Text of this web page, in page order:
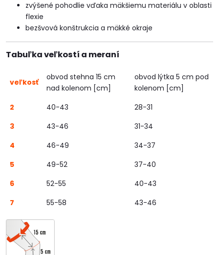
zvýšené pohodlie vďaka mäkšiemu materiálu v oblasti
flexie
bezšvová konštrukcia a mäkké okraje
Tabuľka veľkostí a meraní
veľkosť
obvod stehna 15 cm
nad kolenom [cm]
obvod lýtka 5 cm pod
kolenom [cm]
2
40-43
28-31
3
43-46
31-34
4
46-49
34-37
5
49-52
37-40
6
52-55
40-43
7
55-58 43-46